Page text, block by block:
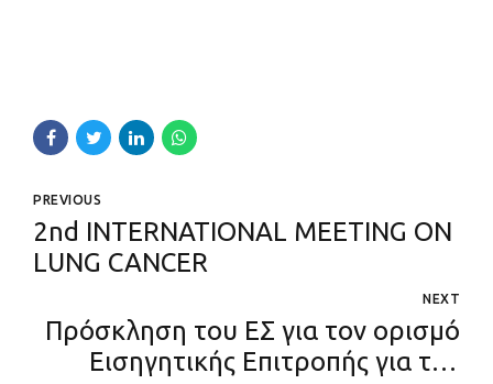
PREVIOUS
2nd INTERNATIONAL MEETING ON
LUNG CANCER
NEXT
Πρόσκληση του ΕΣ για τον ορισμό
Εισηγητικής Επιτροπής για την